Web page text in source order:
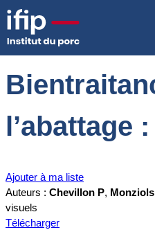
Accueil Documentations
l’abattage
Ajouter à ma liste
Auteurs : Chevillon P,
visuels
Télécharger